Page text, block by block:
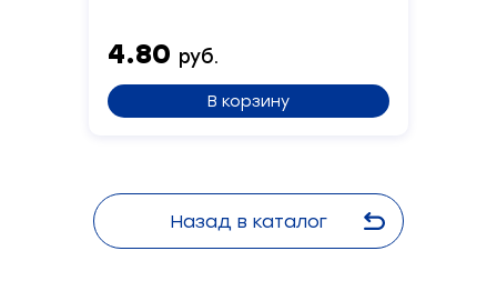
4.80 руб.
В корзину
Назад в каталог